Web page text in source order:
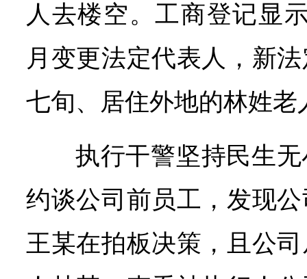
人去楼空。工商登记显
月变更法定代表人，新
七旬、居住外地的林姓老
执行干警坚持民生
约谈公司前员工，发现
王某在拍板决策，且公